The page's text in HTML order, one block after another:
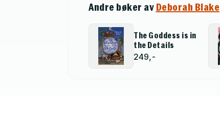
Andre bøker av Deborah Blake
The Goddess is in
the Details
249,-